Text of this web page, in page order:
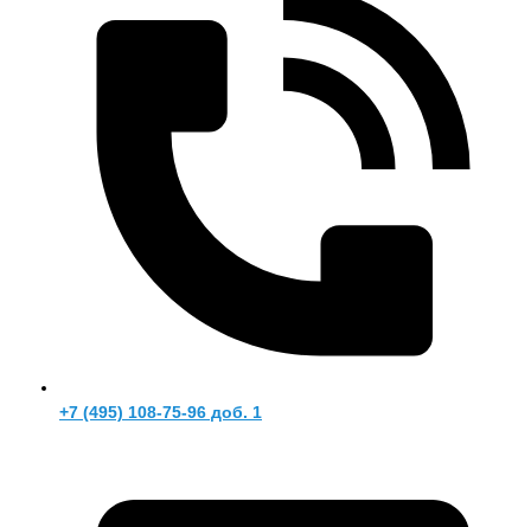
+7 (495) 108-75-96 доб. 1